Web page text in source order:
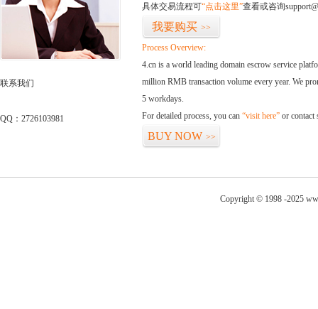
联系我们
QQ：2726103981
具体交易流程可“点击这里”查看或咨询
我要购买 >>
Process Overview:
4.cn is a world leading domain escrow service
million RMB transaction volume every year. We
5 workdays.
For detailed process, you can “visit here” or contact
BUY NOW >>
Copyright © 1998 -2025